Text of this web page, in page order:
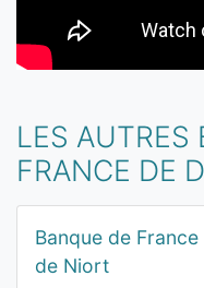
LES AUTRES
FRANCE DE
Banque de France
de Niort